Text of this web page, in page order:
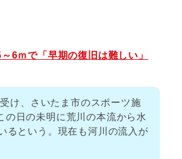
6ｍで「早期の復旧は難しい」
け、さいたま市のスポーツ施
の日の未明に荒川の本流から水
るという。現在も河川の流入が